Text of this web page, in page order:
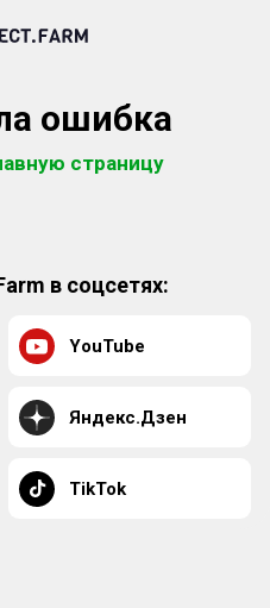
ошибка
страницу
в соцсетях:
YouTube
Яндекс.Дзен
TikTok